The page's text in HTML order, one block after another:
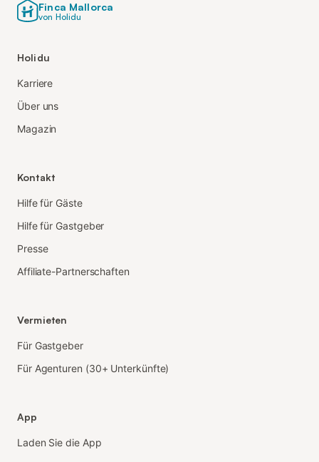
Finca Mallorca
von Holidu
Holidu
Karriere
Über uns
Magazin
Kontakt
Hilfe für Gäste
Hilfe für Gastgeber
Presse
Affiliate-Partnerschaften
Vermieten
Für Gastgeber
Für Agenturen (30+ Unterkünfte)
App
Laden Sie die App